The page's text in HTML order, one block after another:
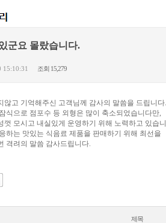
군요 몰랐습니다.
15:10:31 조회 15,279
않고 기억해주신 고객님께 감사의 말씀을 드립니다
식으로 점포수 등 외형은 많이 축소되었습니다만,
껏 모시고 내실있게 운영하기 위해 노력하고 있습
하는 맛있는 식음료 제품을 판매하기 위해 최선을
격려의 말씀 감사드립니다.
제목